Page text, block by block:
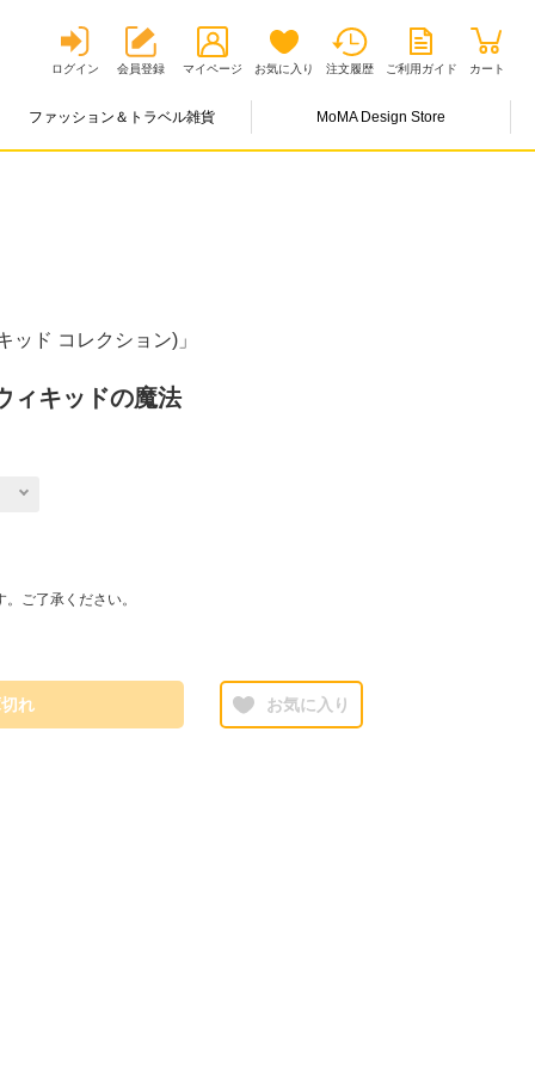
ログイン 会員登録 マイページ お気に入り 注文履歴 ご利用ガイド カート
ファッション＆トラベル雑貨 MoMA Design Store
ッド コレクション)」
ィキッドの魔法
ご了承ください。
れ お気に入り